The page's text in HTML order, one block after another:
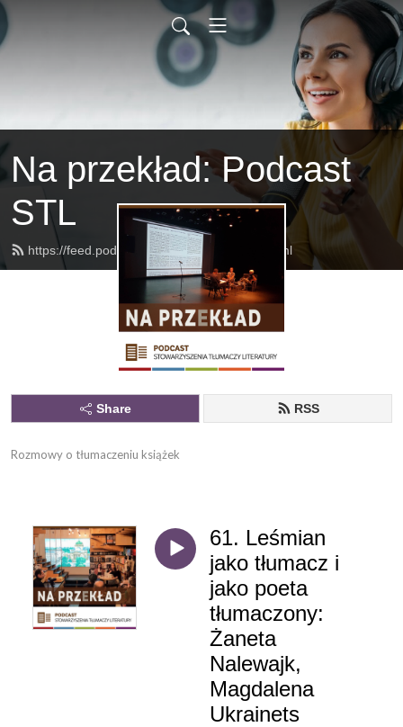
Na przekład: Podcast
STL
https://feed.podbean.com/naprzeklad/feed.xml
Share RSS
Rozmowy o tłumaczeniu książek
61. Leśmian
jako tłumacz i
jako poeta
tłumaczony:
Żaneta
Nalewajk,
Magdalena
Ukrainets